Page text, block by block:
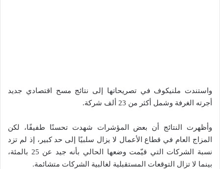
واستندت ملنيكوف في تصريحاتها إلى نتائج مسح اقتصادي جديد
أجرته الغرفة وشمل أكثر من 23 ألف شركة.
وأظهرت النتائج أن بعض المؤشرات شهدت تحسنًا طفيفًا، لكن
المزاج العام في قطاع الأعمال لا يزال سلبيًا إلى حد كبير، إذ لم تزد
نسبة الشركات التي قيّمت وضعها الحالي بأنه جيد عن 25 بالمئة،
بينما لا تزال التوقعات المستقبلية لغالبية الشركات متشائمة.